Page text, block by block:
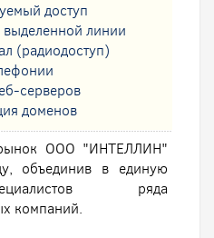
доступ
выделенной линии
(радиодоступ)
серверов
доменов
ООО "ИНТЕЛЛИН"
объединив в единую
ряда
компаний.